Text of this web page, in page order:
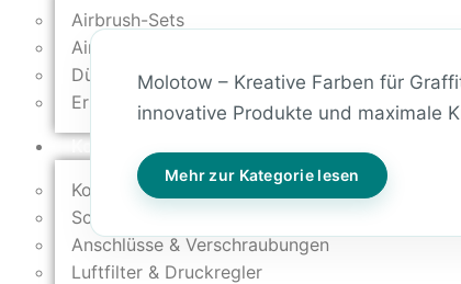
Airbrush-Sets
Airbrush-Pistolen
Düsen & Nadeln
Ersatzteile & Tuning
Kompressoren
Schläuche & Kupplungen
Anschlüsse & Verschraubungen
Luftfilter & Druckregler
Molotow – Kreative Farben für
innovative Produkte und maximale
Mehr zur Kategorie lesen